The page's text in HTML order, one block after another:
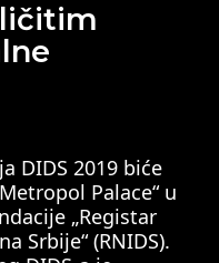
DIDS 2019 biće
Palace“ u
„Registar
Srbije“ (RNIDS).